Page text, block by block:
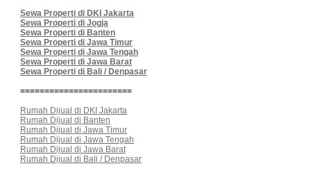
Sewa Properti di DKI Jakarta
Sewa Properti di Jogja
Sewa Properti di Banten
Sewa Properti di Jawa Timur
Sewa Properti di Jawa Tengah
Sewa Properti di Jawa Barat
Sewa Properti di Bali / Denpasar
=======================
Rumah Dijual di DKI Jakarta
Rumah Dijual di Banten
Rumah Dijual di Jawa Timur
Rumah Dijual di Jawa Tengah
Rumah Dijual di Jawa Barat
Rumah Dijual di Bali / Denpasar